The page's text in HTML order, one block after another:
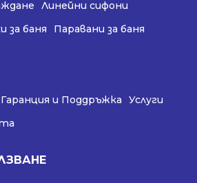
Линейни сифони
за баня Паравани за баня
Гаранция и Поддръжка
Услуги